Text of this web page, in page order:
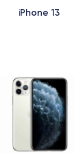
iPhone 13